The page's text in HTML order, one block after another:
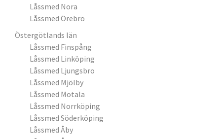
Låssmed Nora
Låssmed Örebro
Östergötlands län
Låssmed Finspång
Låssmed Linköping
Låssmed Ljungsbro
Låssmed Mjölby
Låssmed Motala
Låssmed Norrköping
Låssmed Söderköping
Låssmed Åby